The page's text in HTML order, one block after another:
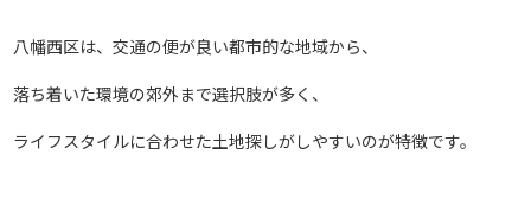
八幡西区は、交通の便が良い都市的な地域から、
落ち着いた環境の郊外まで選択肢が多く、
ライフスタイルに合わせた土地探しがしやすいのが特徴です。